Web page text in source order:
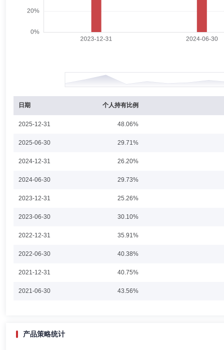
日期 个人持有比例
2025-12-31 48.06%
2025-06-30 29.71%
2024-12-31 26.20%
2024-06-30 29.73%
2023-12-31 25.26%
2023-06-30 30.10%
2022-12-31 35.91%
2022-06-30 40.38%
2021-12-31 40.75%
2021-06-30 43.56%
产品策略统计